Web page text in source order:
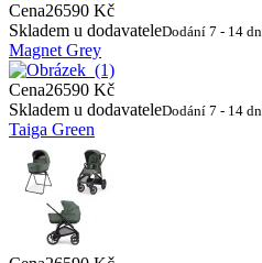
Cena26590 Kč
Skladem u dodavateleDodání 7 - 14
Magnet Grey
Cena26590 Kč
Skladem u dodavateleDodání 7 - 14
Taiga Green